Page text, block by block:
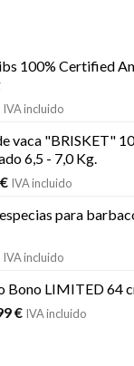
100% Certified
IVA incluido
vaca "BRISKET"
6,5 - 7,0 Kg.
€ IVA incluido
para
IVA incluido
Bono LIMITED 64
€ IVA incluido